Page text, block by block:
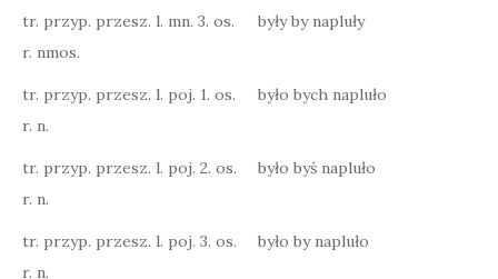
tr. przyp. przesz. l. mn. 3. os.
r. nmos.
były by napluły
tr. przyp. przesz. l. poj. 1. os.
r. n.
było bych napluło
tr. przyp. przesz. l. poj. 2. os.
r. n.
było byś napluło
tr. przyp. przesz. l. poj. 3. os.
r. n.
było by napluło